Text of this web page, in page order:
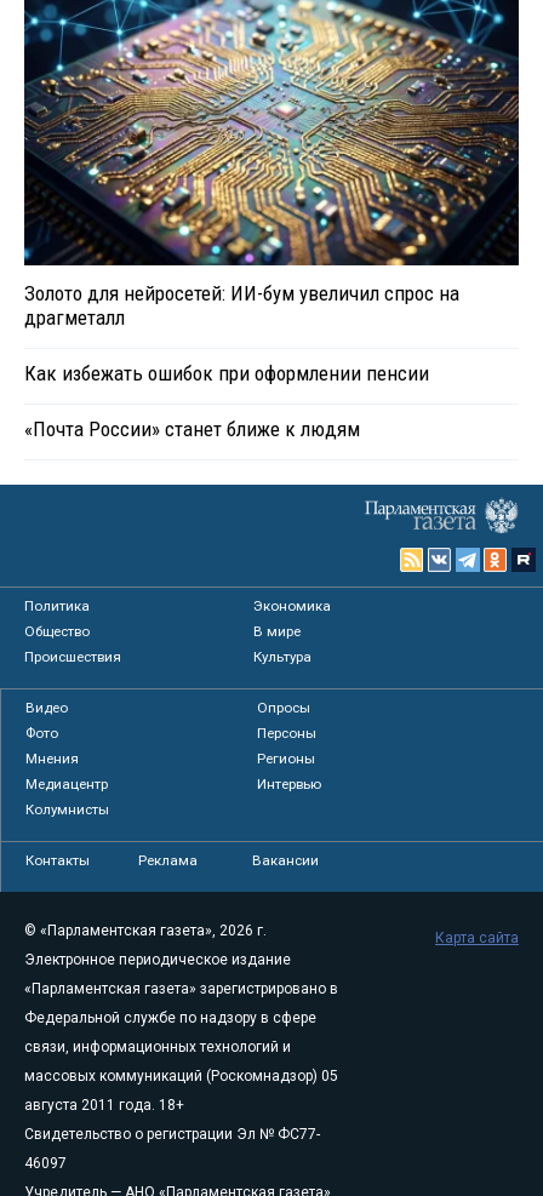
Золото для нейросетей: ИИ-бум увеличил спрос на
драгметалл
Как избежать ошибок при оформлении пенсии
«Почта России» станет ближе к людям
Политика
Экономика
Общество
В мире
Происшествия
Культура
Видео
Опросы
Фото
Персоны
Мнения
Регионы
Медиацентр
Интервью
Колумнисты
Контакты Реклама Вакансии
© «Парламентская газета», 2026 г.
Электронное периодическое издание
«Парламентская газета» зарегистрировано в
Федеральной службе по надзору в сфере
связи, информационных технологий и
массовых коммуникаций (Роскомнадзор) 05
августа 2011 года. 18+
Свидетельство о регистрации Эл № ФС77-
46097
Учредитель — АНО «Парламентская газета»
Карта сайта